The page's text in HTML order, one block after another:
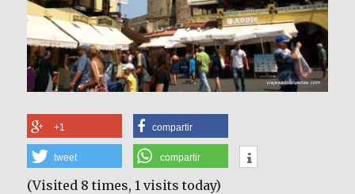
+1 compartir
tweet compartir
(Visited 8 times, 1 visits today)